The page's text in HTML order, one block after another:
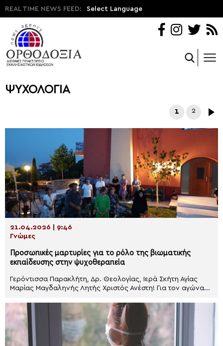
REAL TIME NEWS FEED: Select Language
ΨΥΧΟΛΟΓΙΑ
1 2
21.04.2026 | 9:46
Γνώμες
Προσωπικές μαρτυρίες για το ρόλο της βιωματικής
εκπαίδευσης στην ψυχοθεραπεία
Γερόντισσα Παρακλήτη, Δρ. Θεολογίας, Ιερά Σκήτη Αγίας
Μαρίας Μαγδαληνής Λητής Χριστός Ανέστη! Για τον αγώνα...